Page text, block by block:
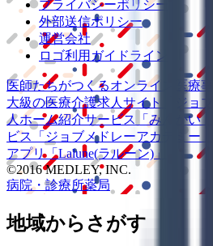
プライバシーポリシー
外部送信ポリシー
運営会社
ロゴ利用ガイドライン
医師たちがつくるオンライン医療事
大級の医療介護求人サイト 「ジョ
人ホーム紹介サービス
「みんかい」
ビス
「ジョブメドレーアカデミー」
アプリ「Lalune(ラルーン)」
©2016 MEDLEY, INC.
病院・診療所薬局
地域からさがす